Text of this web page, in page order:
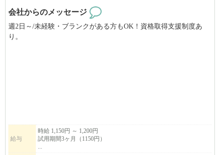
✅ 新規事業所ならではの風通しの良さと一体感 ✨
✅ 1,400円〜の高時給でモチベーションもアップ！
《必須要件》
〇 普通自動車免許をお持ちの方
〇 学歴不問（中卒・高卒の方も活躍中！）
会社からのメッセージ
週2日～/未経験・ブランクがある方もOK！資格取得支援制度あ
り。
子どもたちの生活支援に興味のある方、ぜひご応募ください！
給与
時給 1,150円 ～ 1,200円
試用期間3ヶ月（1150円）
...